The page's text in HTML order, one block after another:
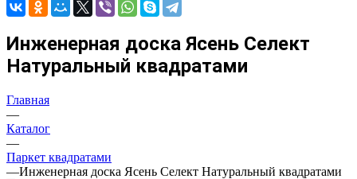
Инженерная доска Ясень Селект
Натуральный квадратами
Главная
—
Каталог
—
Паркет квадратами
—Инженерная доска Ясень Селект Натуральный квадратами